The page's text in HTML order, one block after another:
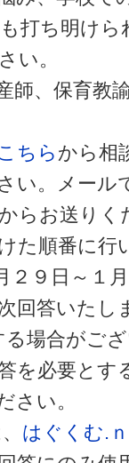
打ち明け
い。
師、保育教
ちらから相
い。メール
らお送りく
た順番に行
２９日～１
回答いたし
場合がご
を必要とす
さい。
はぐくむ.